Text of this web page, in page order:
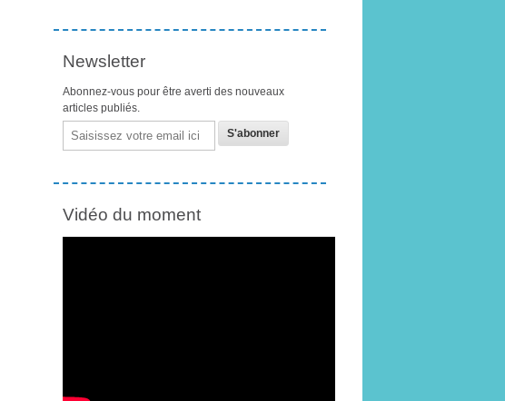
Newsletter
Abonnez-vous pour être averti des nouveaux
articles publiés.
Email
Vidéo du moment